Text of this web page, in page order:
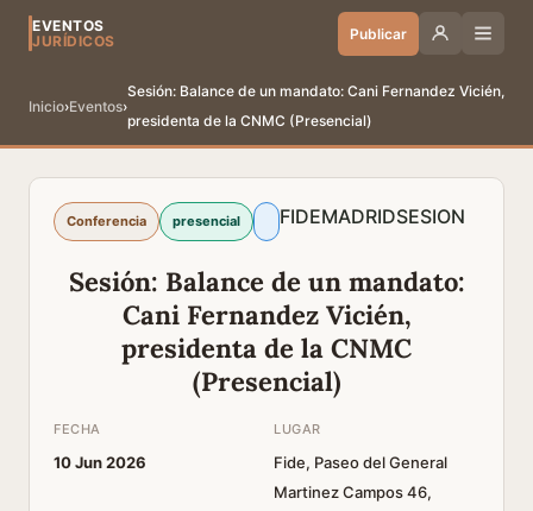
EVENTOS
JURÍDICOS
Publicar
Inicio›Eventos›
Sesión: Balance de un mandato: Cani Fernandez Vicién,
presidenta de la CNMC (Presencial)
Conferencia presencial FIDEMADRIDSESION
Sesión: Balance de un mandato:
Cani Fernandez Vicién,
presidenta de la CNMC
(Presencial)
FECHA
10 Jun 2026
LUGAR
Fide, Paseo del General
Martinez Campos 46,